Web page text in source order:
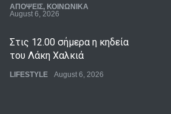
ΑΠΟΨΕΙΣ, ΚΟΙΝΩΝΙΚΑ
August 6, 2026
Στις 12.00 σήμερα η κηδεία
του Λάκη Χαλκιά
LIFESTYLE August 6, 2026